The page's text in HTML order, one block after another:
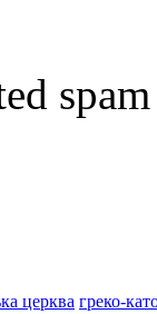
церква греко-